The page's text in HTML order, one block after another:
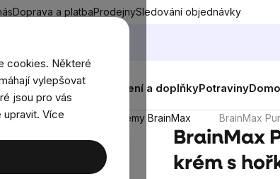
cookies. Některé
vylepšovat
jsou pro vás
Více
Doprava a platbaProdejnySledování objednávky
MužiŽenyDěti Oblečení a doplňkyPotraviny
BIO liskooříškové krémy BrainMax BrainMax
BrainMax
krém s